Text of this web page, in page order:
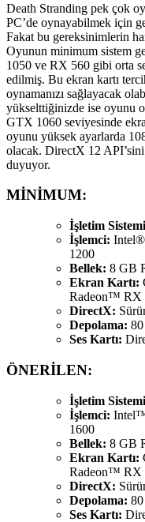
Death Stranding pek çok
PC’de oynayabilmek için
Fakat bu gereksinimlerin
Oyunun minimum sistem
1050 ve RX 560 gibi orta
edilmiş. Bu ekran kartı
oynamanızı sağlayacak
yükselttiğinizde ise oyunu
GTX 1060 seviyesinde
oyunu yüksek ayarlarda
olacak. DirectX 12
duyuyor.
MİNİMUM:
İşletim
İşlemci:
1200
Bellek: 8 GB
Ekran Kartı:
Radeon™ RX
DirectX:
Depolama:
Ses Kartı:
ÖNERİLEN:
İşletim
İşlemci:
1600
Bellek: 8 GB
Ekran Kartı:
Radeon™ RX
DirectX:
Depolama:
Ses Kartı: